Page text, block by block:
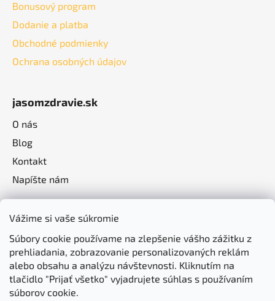
Vážime si vaše súkromie
Súbory cookie používame na zlepšenie vášho zážitku z
prehliadania, zobrazovanie personalizovaných reklám
alebo obsahu a analýzu návštevnosti. Kliknutím na
tlačidlo "Prijať všetko" vyjadrujete súhlas s používaním
súborov cookie.
Bonusový program
Dodanie a platba
Obchodné podmienky
Ochrana osobných údajov
jasomzdravie.sk
O nás
Blog
Kontakt
Napíšte nám